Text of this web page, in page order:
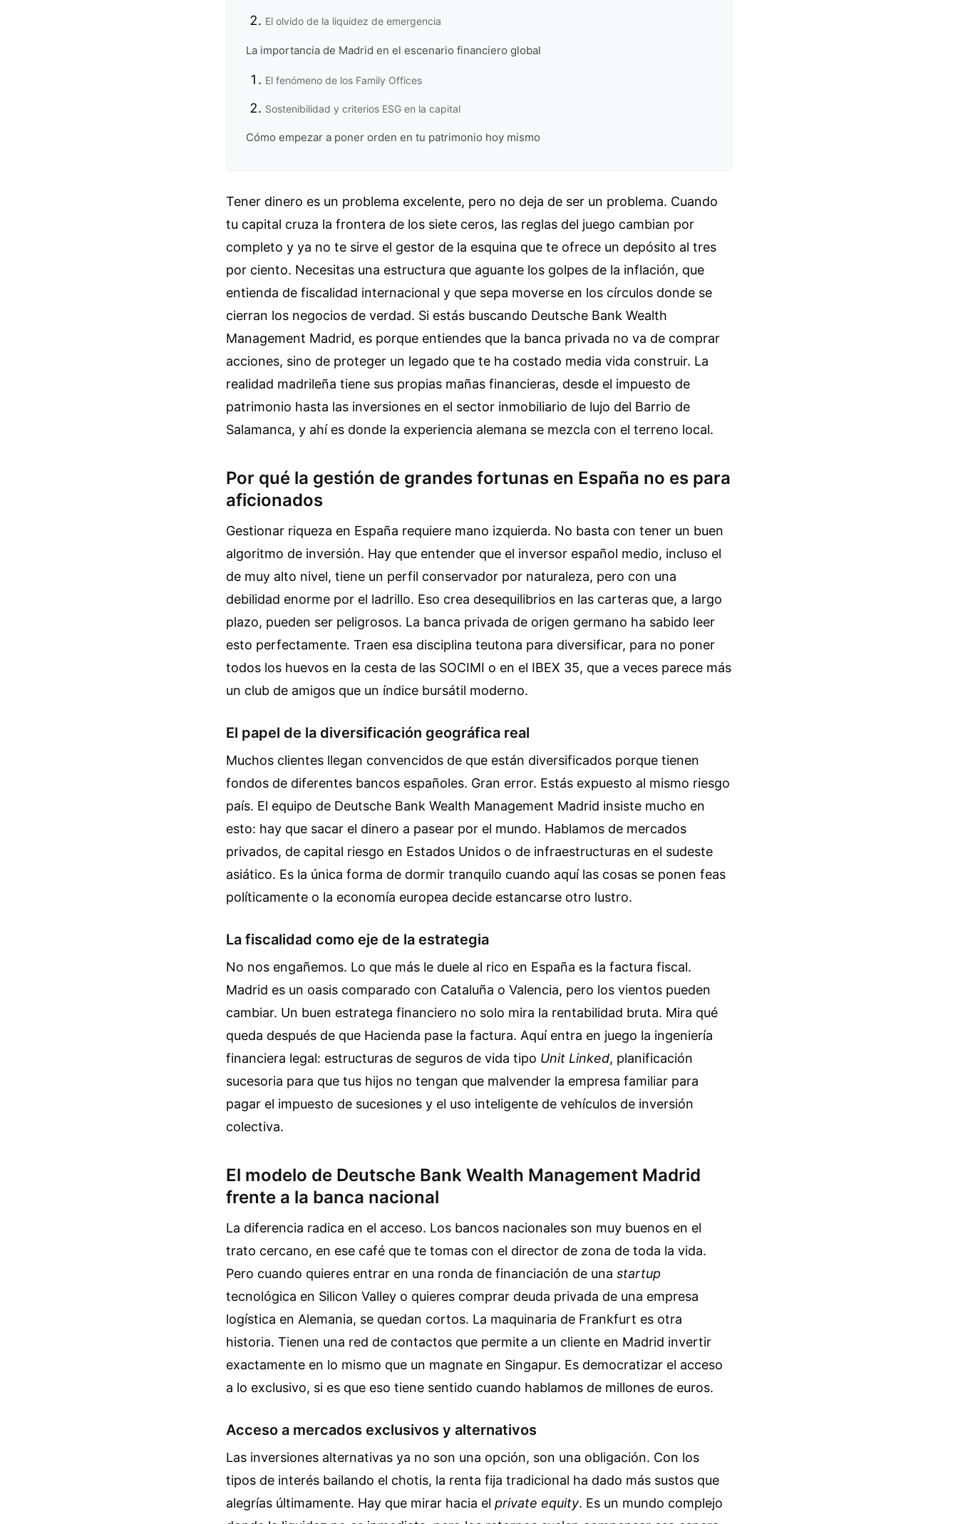
El olvido de la liquidez de emergencia
La importancia de Madrid en el escenario financiero global
El fenómeno de los Family Offices
Sostenibilidad y criterios ESG en la capital
Cómo empezar a poner orden en tu patrimonio hoy mismo
Tener dinero es un problema excelente, pero no deja de ser un problema. Cuando
tu capital cruza la frontera de los siete ceros, las reglas del juego cambian por
completo y ya no te sirve el gestor de la esquina que te ofrece un depósito al tres
por ciento. Necesitas una estructura que aguante los golpes de la inflación, que
entienda de fiscalidad internacional y que sepa moverse en los círculos donde se
cierran los negocios de verdad. Si estás buscando Deutsche Bank Wealth
Management Madrid, es porque entiendes que la banca privada no va de comprar
acciones, sino de proteger un legado que te ha costado media vida construir. La
realidad madrileña tiene sus propias mañas financieras, desde el impuesto de
patrimonio hasta las inversiones en el sector inmobiliario de lujo del Barrio de
Salamanca, y ahí es donde la experiencia alemana se mezcla con el terreno local.
Por qué la gestión de grandes fortunas en España no es para
aficionados
Gestionar riqueza en España requiere mano izquierda. No basta con tener un buen
algoritmo de inversión. Hay que entender que el inversor español medio, incluso el
de muy alto nivel, tiene un perfil conservador por naturaleza, pero con una
debilidad enorme por el ladrillo. Eso crea desequilibrios en las carteras que, a largo
plazo, pueden ser peligrosos. La banca privada de origen germano ha sabido leer
esto perfectamente. Traen esa disciplina teutona para diversificar, para no poner
todos los huevos en la cesta de las SOCIMI o en el IBEX 35, que a veces parece más
un club de amigos que un índice bursátil moderno.
El papel de la diversificación geográfica real
Muchos clientes llegan convencidos de que están diversificados porque tienen
fondos de diferentes bancos españoles. Gran error. Estás expuesto al mismo riesgo
país. El equipo de Deutsche Bank Wealth Management Madrid insiste mucho en
esto: hay que sacar el dinero a pasear por el mundo. Hablamos de mercados
privados, de capital riesgo en Estados Unidos o de infraestructuras en el sudeste
asiático. Es la única forma de dormir tranquilo cuando aquí las cosas se ponen feas
políticamente o la economía europea decide estancarse otro lustro.
La fiscalidad como eje de la estrategia
No nos engañemos. Lo que más le duele al rico en España es la factura fiscal.
Madrid es un oasis comparado con Cataluña o Valencia, pero los vientos pueden
cambiar. Un buen estratega financiero no solo mira la rentabilidad bruta. Mira qué
queda después de que Hacienda pase la factura. Aquí entra en juego la ingeniería
financiera legal: estructuras de seguros de vida tipo Unit Linked, planificación
sucesoria para que tus hijos no tengan que malvender la empresa familiar para
pagar el impuesto de sucesiones y el uso inteligente de vehículos de inversión
colectiva.
El modelo de Deutsche Bank Wealth Management Madrid
frente a la banca nacional
La diferencia radica en el acceso. Los bancos nacionales son muy buenos en el
trato cercano, en ese café que te tomas con el director de zona de toda la vida.
Pero cuando quieres entrar en una ronda de financiación de una startup
tecnológica en Silicon Valley o quieres comprar deuda privada de una empresa
logística en Alemania, se quedan cortos. La maquinaria de Frankfurt es otra
historia. Tienen una red de contactos que permite a un cliente en Madrid invertir
exactamente en lo mismo que un magnate en Singapur. Es democratizar el acceso
a lo exclusivo, si es que eso tiene sentido cuando hablamos de millones de euros.
Acceso a mercados exclusivos y alternativos
Las inversiones alternativas ya no son una opción, son una obligación. Con los
tipos de interés bailando el chotis, la renta fija tradicional ha dado más sustos que
alegrías últimamente. Hay que mirar hacia el private equity. Es un mundo complejo